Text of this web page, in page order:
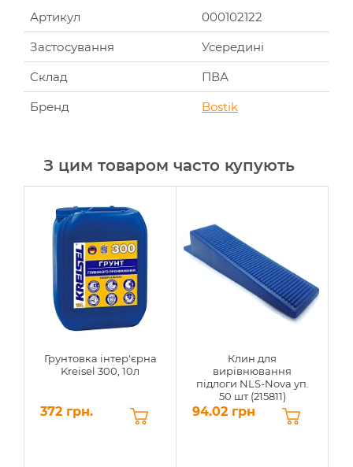
Артикул
000102122
Застосування
Усередині
Cклад
ПВА
Бренд
Bostik
З цим товаром часто купують
Грунтовка інтер'єрна
Kreisel 300, 10л
372 грн.
Клин для
вирівнювання
підлоги NLS-Nova уп.
50 шт (215811)
94.02 грн